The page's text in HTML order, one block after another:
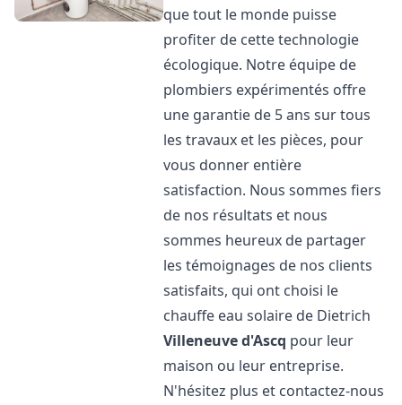
que tout le monde puisse
profiter de cette technologie
écologique. Notre équipe de
plombiers expérimentés offre
une garantie de 5 ans sur tous
les travaux et les pièces, pour
vous donner entière
satisfaction. Nous sommes fiers
de nos résultats et nous
sommes heureux de partager
les témoignages de nos clients
satisfaits, qui ont choisi le
chauffe eau solaire de Dietrich
Villeneuve d'Ascq pour leur
maison ou leur entreprise.
N'hésitez plus et contactez-nous